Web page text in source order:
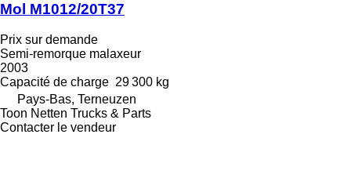
Mol M1012/20T37
Prix sur demande
Semi-remorque malaxeur
2003
Capacité de charge 29 300 kg
Pays-Bas, Terneuzen
Toon Netten Trucks & Parts
Contacter le vendeur